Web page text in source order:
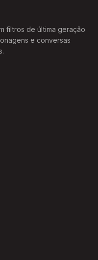
filtros de última geração
e conversas